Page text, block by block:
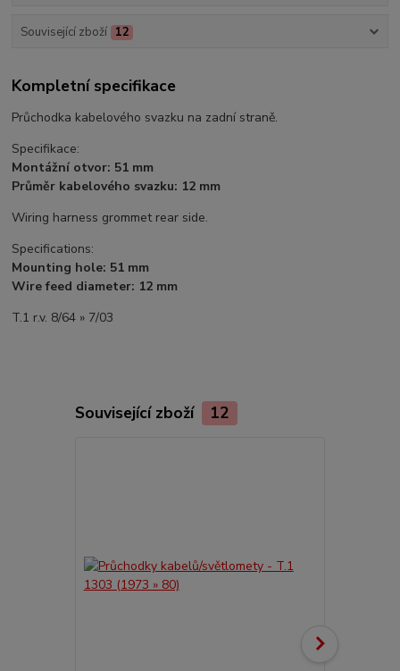
Související zboží 12
Kompletní specifikace
Průchodka kabelového svazku na zadní straně.
Specifikace:
Montážní otvor: 51 mm
Průměr kabelového svazku: 12 mm
Wiring harness grommet rear side.
Specifications:
Mounting hole: 51 mm
Wire feed diameter: 12 mm
T.1 r.v. 8/64 » 7/03
Související zboží 12